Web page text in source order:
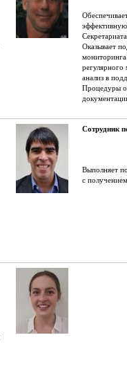
Оказывает
анализ в
Процедуры
Сотрудник
Выполняет
с